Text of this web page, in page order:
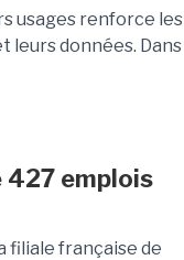
usages renforce les
leurs données. Dans
427 emplois
filiale française de